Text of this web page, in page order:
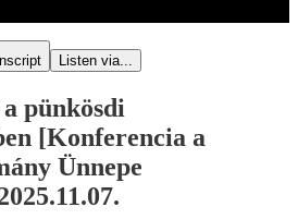
Listen via...
pünkösdi
[Konferencia a
Ünnepe